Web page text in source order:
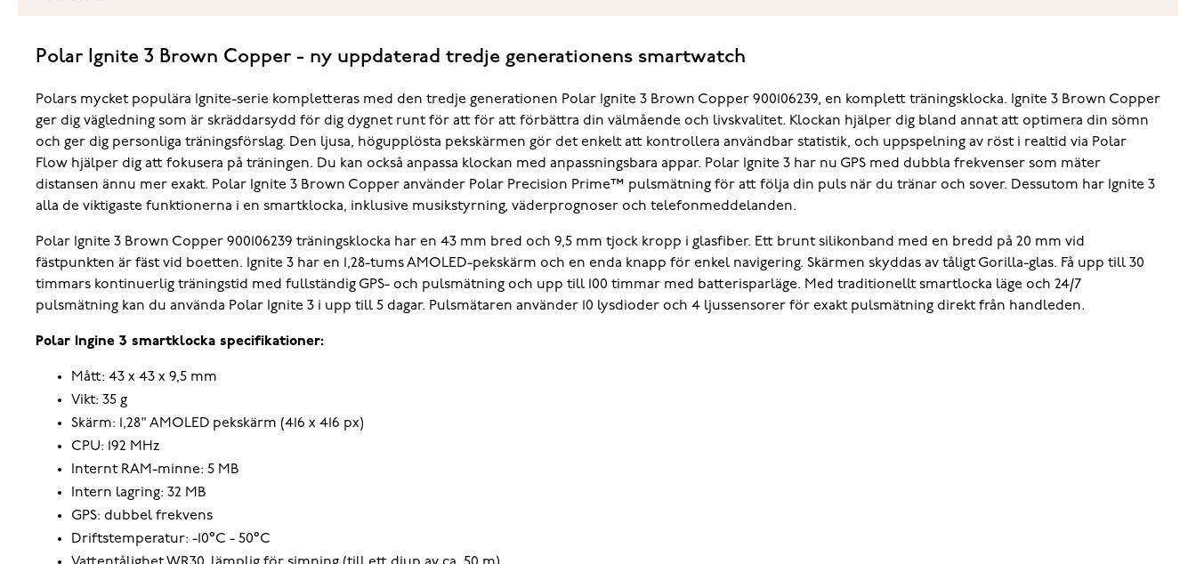
Polar Ignite 3 Brown Copper - ny uppdaterad tredje generationens smartwatch
Polars mycket populära Ignite-serie kompletteras med den tredje generationen Polar Ignite 3 Brown Copper 900106239, en komplett träningsklocka. Ignite 3 Brown Copper
ger dig vägledning som är skräddarsydd för dig dygnet runt för att för att förbättra din välmående och livskvalitet. Klockan hjälper dig bland annat att optimera din sömn
och ger dig personliga träningsförslag. Den ljusa, högupplösta pekskärmen gör det enkelt att kontrollera användbar statistik, och uppspelning av röst i realtid via Polar
Flow hjälper dig att fokusera på träningen. Du kan också anpassa klockan med anpassningsbara appar. Polar Ignite 3 har nu GPS med dubbla frekvenser som mäter
distansen ännu mer exakt. Polar Ignite 3 Brown Copper använder Polar Precision Prime™ pulsmätning för att följa din puls när du tränar och sover. Dessutom har Ignite 3
alla de viktigaste funktionerna i en smartklocka, inklusive musikstyrning, väderprognoser och telefonmeddelanden.
Polar Ignite 3 Brown Copper 900106239 träningsklocka har en 43 mm bred och 9,5 mm tjock kropp i glasfiber. Ett brunt silikonband med en bredd på 20 mm vid
fästpunkten är fäst vid boetten. Ignite 3 har en 1,28-tums AMOLED-pekskärm och en enda knapp för enkel navigering. Skärmen skyddas av tåligt Gorilla-glas. Få upp till 30
timmars kontinuerlig träningstid med fullständig GPS- och pulsmätning och upp till 100 timmar med batterisparläge. Med traditionellt smartlocka läge och 24/7
pulsmätning kan du använda Polar Ignite 3 i upp till 5 dagar. Pulsmätaren använder 10 lysdioder och 4 ljussensorer för exakt pulsmätning direkt från handleden.
Polar Ingine 3 smartklocka specifikationer:
Mått: 43 x 43 x 9,5 mm
Vikt: 35 g
Skärm: 1,28" AMOLED pekskärm (416 x 416 px)
CPU: 192 MHz
Internt RAM-minne: 5 MB
Intern lagring: 32 MB
GPS: dubbel frekvens
Driftstemperatur: -10°C - 50°C